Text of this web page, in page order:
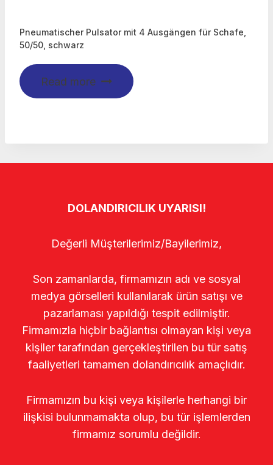
Pneumatischer Pulsator mit 4 Ausgängen für Schafe,
50/50, schwarz
Read more
DOLANDIRICILIK UYARISI!
Değerli Müşterilerimiz/Bayilerimiz,
Son zamanlarda, firmamızın adı ve sosyal
medya görselleri kullanılarak ürün satışı ve
pazarlaması yapıldığı tespit edilmiştir.
Firmamızla hiçbir bağlantısı olmayan kişi veya
kişiler tarafından gerçekleştirilen bu tür satış
faaliyetleri tamamen dolandırıcılık amaçlıdır.
Firmamızın bu kişi veya kişilerle herhangi bir
ilişkisi bulunmamakta olup, bu tür işlemlerden
firmamız sorumlu değildir.